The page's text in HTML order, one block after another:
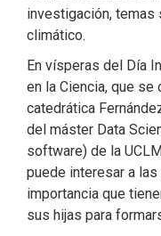
investigación, temas
climático.
En vísperas del Día
en la Ciencia, que se
catedrática
del máster Data
software) de la
puede interesar a
importancia que
sus hijas para